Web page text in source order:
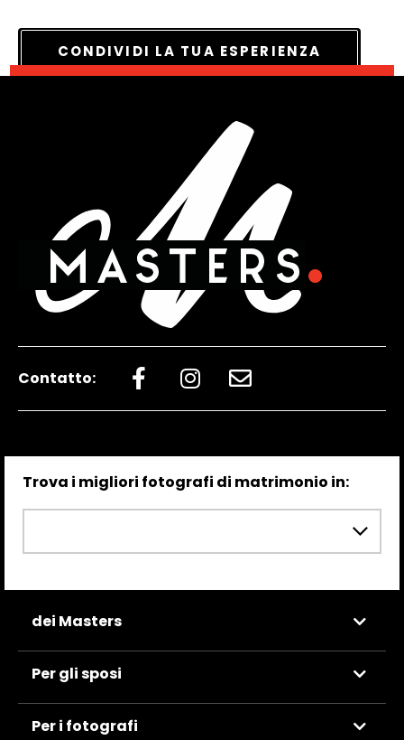
CONDIVIDI LA TUA ESPERIENZA
Contatto:
Trova i migliori fotografi di matrimonio in:
dei Masters
Per gli sposi
Per i fotografi